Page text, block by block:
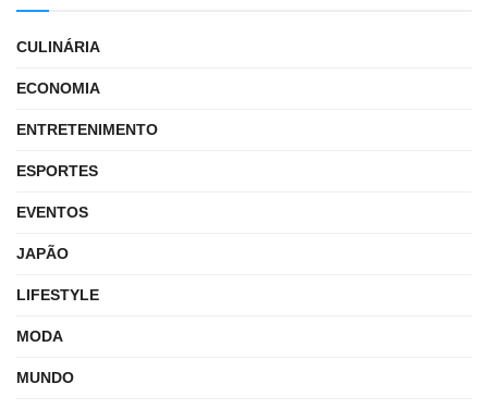
CULINÁRIA
ECONOMIA
ENTRETENIMENTO
ESPORTES
EVENTOS
JAPÃO
LIFESTYLE
MODA
MUNDO